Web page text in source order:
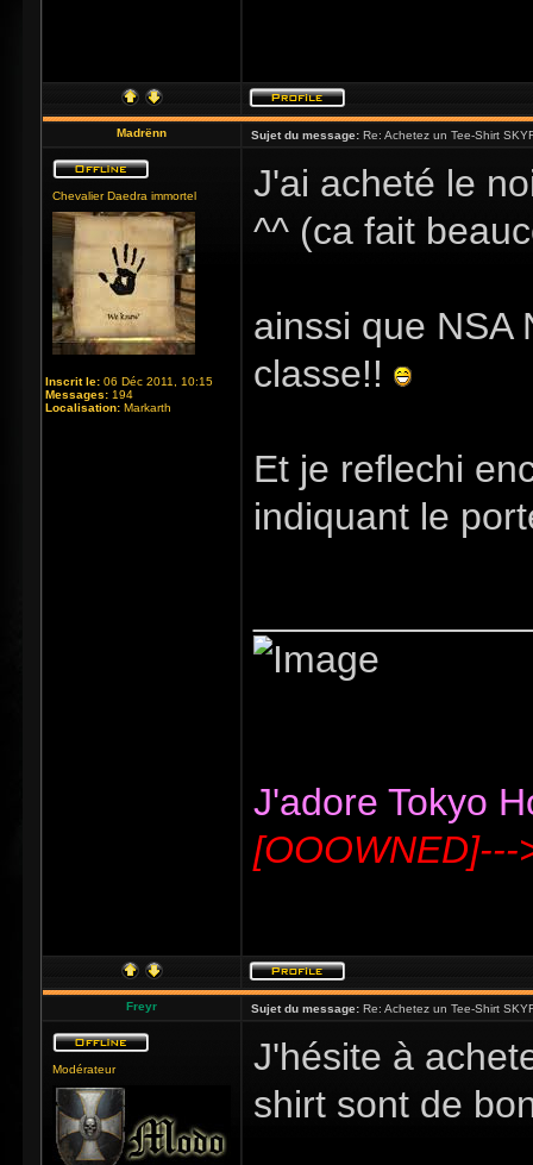
Madrënn Sujet du message: Re: Achetez un Tee-Shirt
Chevalier Daedra immortel
Inscrit le: 06 Déc 2011, 10:15
Messages: 194
Localisation: Markarth
J'ai acheté le
^^ (ca fait
ainssi que NSA
classe!!
Et je reflechi
indiquant le
J'adore Tokyo
[OOOWNED]---
Freyr Sujet du message: Re: Achetez un Tee-Shirt
Modérateur
J'hésite à
shirt sont de